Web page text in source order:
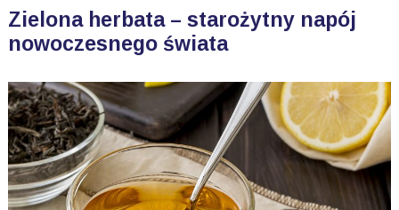
Zielona herbata – starożytny napój
nowoczesnego świata